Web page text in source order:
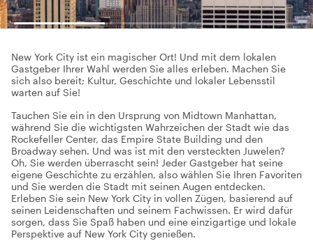
New York City ist ein magischer Ort! Und mit dem lokalen
Gastgeber Ihrer Wahl werden Sie alles erleben. Machen Sie
sich also bereit; Kultur, Geschichte und lokaler Lebensstil
warten auf Sie!
Tauchen Sie ein in den Ursprung von Midtown Manhattan,
während Sie die wichtigsten Wahrzeichen der Stadt wie das
Rockefeller Center, das Empire State Building und den
Broadway sehen. Und was ist mit den versteckten Juwelen?
Oh, Sie werden überrascht sein! Jeder Gastgeber hat seine
eigene Geschichte zu erzählen, also wählen Sie Ihren Favoriten
und Sie werden die Stadt mit seinen Augen entdecken.
Erleben Sie sein New York City in vollen Zügen, basierend auf
seinen Leidenschaften und seinem Fachwissen. Er wird dafür
sorgen, dass Sie Spaß haben und eine einzigartige und lokale
Perspektive auf New York City genießen.